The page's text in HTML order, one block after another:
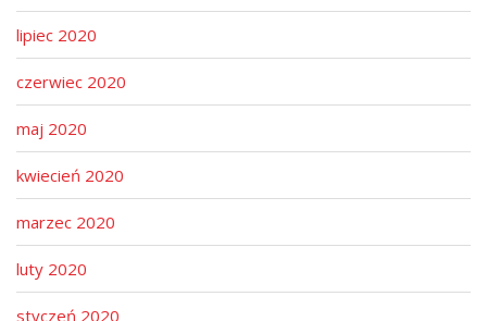
lipiec 2020
czerwiec 2020
maj 2020
kwiecień 2020
marzec 2020
luty 2020
styczeń 2020